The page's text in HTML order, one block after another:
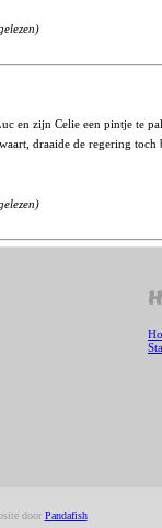
en zijn Celie een pintje te
draaide de regering toch
door Pandafish